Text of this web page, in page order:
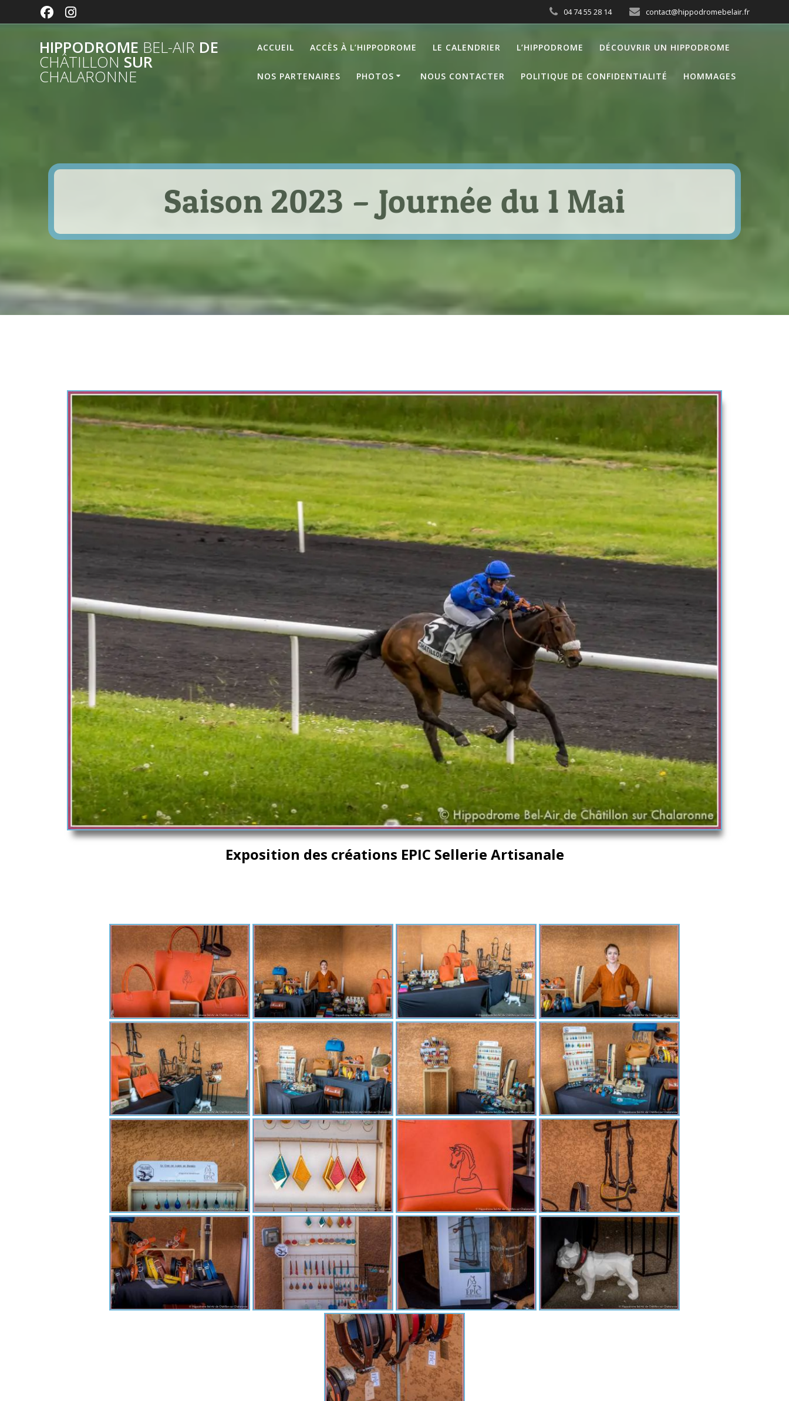
au
04 74 55 28 14 contact@hippodromebelair.fr
HIPPODROME BEL-AIR DE
CHÂTILLON SUR
CHALARONNE
ACCUEIL ACCÈS À L’HIPPODROME LE CALENDRIER L’HIPPODROME DÉCOUVRIR UN HIPPODROME
NOS PARTENAIRES PHOTOS NOUS CONTACTER POLITIQUE DE CONFIDENTIALITÉ HOMMAGES
Saison 2023 – Journée du 1 Mai
Exposition des créations EPIC Sellerie Artisanale